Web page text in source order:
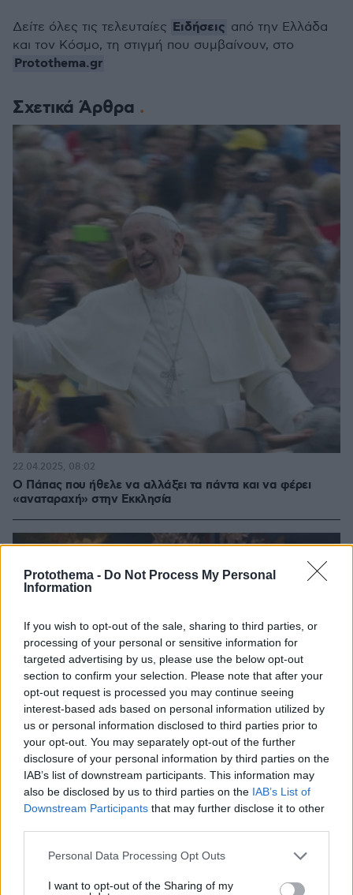
Protothema - Do Not Process My Personal
Information
If you wish to opt-out of the sale, sharing to third parties, or
processing of your personal or sensitive information for
targeted advertising by us, please use the below opt-out
section to confirm your selection. Please note that after your
opt-out request is processed you may continue seeing
interest-based ads based on personal information utilized by
us or personal information disclosed to third parties prior to
your opt-out. You may separately opt-out of the further
disclosure of your personal information by third parties on the
IAB’s list of downstream participants. This information may
also be disclosed by us to third parties on the IAB’s List of
Downstream Participants that may further disclose it to other
Please note that this website/app uses one or more Google
not limited to your visit or usage behaviour. You may click to
Personal Data Processing Opt Outs
I want to opt-out of the Sharing of my
Σχετικά Άρθρα
Ο Πάπας που ήθελε να αλλάξει τα πάντα και να φέρει
«αναταραχή» στην Εκκλησία
22.04.2025, 08:02
Δείτε όλες τις τελευταίες Ειδήσεις από την Ελλάδα
και τον Κόσμο, τη στιγμή που συμβαίνουν, στο
Protothema.gr